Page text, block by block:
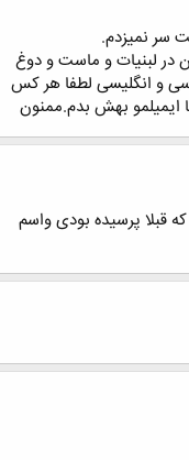
سر نمیزدم.
در لبنیات و ماست و دوغ
به مقاله بالای 2011دارم فارسی و انگلیسی لطفا هر کس
ایمیلمو بهش بدم.ممنون
پرسیده بودی واسم